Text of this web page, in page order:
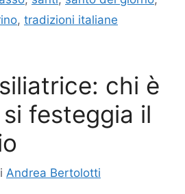
, tradizioni italiane
chi è
festeggia il
Andrea Bertolotti